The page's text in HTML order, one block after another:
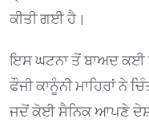
ਕੀਤੀ ਗਈ ਹੈ। ⁠
ਇਸ ਘਟਨਾ ਤੋਂ ਬਾਅਦ ਕਈ
ਫੌਜੀ ਕਾਨੂੰਨੀ ਮਾਹਿਰਾਂ ਨੇ
ਜਦੋਂ ਕੋਈ ਸੈਨਿਕ ਆਪਣੇ ਦੇਸ਼